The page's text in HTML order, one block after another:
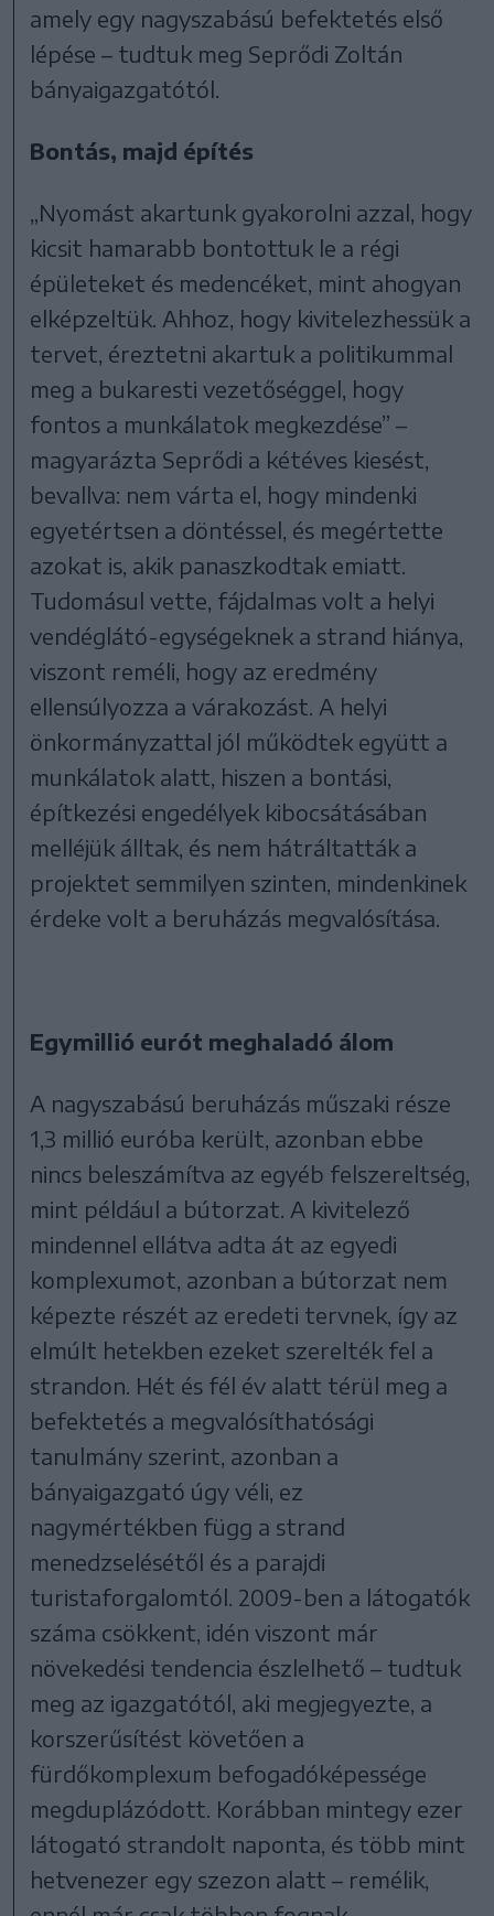
amely egy nagyszabású befektetés első
lépése – tudtuk meg Seprődi Zoltán
bányaigazgatótól.
Bontás, majd építés
„Nyomást akartunk gyakorolni azzal, hogy
kicsit hamarabb bontottuk le a régi
épületeket és medencéket, mint ahogyan
elképzeltük. Ahhoz, hogy kivitelezhessük a
tervet, éreztetni akartuk a politikummal
meg a bukaresti vezetőséggel, hogy
fontos a munkálatok megkezdése” –
magyarázta Seprődi a kétéves kiesést,
bevallva: nem várta el, hogy mindenki
egyetértsen a döntéssel, és megértette
azokat is, akik panaszkodtak emiatt.
Tudomásul vette, fájdalmas volt a helyi
vendéglátó-egységeknek a strand hiánya,
viszont reméli, hogy az eredmény
ellensúlyozza a várakozást. A helyi
önkormányzattal jól működtek együtt a
munkálatok alatt, hiszen a bontási,
építkezési engedélyek kibocsátásában
melléjük álltak, és nem hátráltatták a
projektet semmilyen szinten, mindenkinek
érdeke volt a beruházás megvalósítása.
Egymillió eurót meghaladó álom
A nagyszabású beruházás műszaki része
1,3 millió euróba került, azonban ebbe
nincs beleszámítva az egyéb felszereltség,
mint például a bútorzat. A kivitelező
mindennel ellátva adta át az egyedi
komplexumot, azonban a bútorzat nem
képezte részét az eredeti tervnek, így az
elmúlt hetekben ezeket szerelték fel a
strandon. Hét és fél év alatt térül meg a
befektetés a megvalósíthatósági
tanulmány szerint, azonban a
bányaigazgató úgy véli, ez
nagymértékben függ a strand
menedzselésétől és a parajdi
turistaforgalomtól. 2009-ben a látogatók
száma csökkent, idén viszont már
növekedési tendencia észlelhető – tudtuk
meg az igazgatótól, aki megjegyezte, a
korszerűsítést követően a
fürdőkomplexum befogadóképessége
megduplázódott. Korábban mintegy ezer
látogató strandolt naponta, és több mint
hetvenezer egy szezon alatt – remélik,